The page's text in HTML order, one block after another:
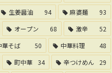
生姜醤油 94 麻婆麺
93
オープン 68 激辛
52
華そば 50 中華料理
48
町中華 34 辛つけめん
29